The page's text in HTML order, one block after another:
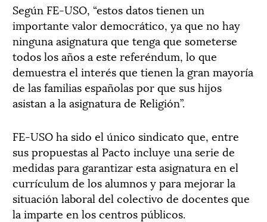
Según FE-USO, “estos datos tienen un
importante valor democrático, ya que no hay
ninguna asignatura que tenga que someterse
todos los años a este referéndum, lo que
demuestra el interés que tienen la gran mayoría
de las familias españolas por que sus hijos
asistan a la asignatura de Religión”.
FE-USO ha sido el único sindicato que, entre
sus propuestas al Pacto incluye una serie de
medidas para garantizar esta asignatura en el
currículum de los alumnos y para mejorar la
situación laboral del colectivo de docentes que
la imparte en los centros públicos.